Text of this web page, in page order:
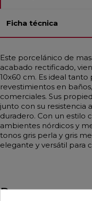
Ficha técnica
Este porcelánico de
acabado rectificado,
10x60 cm. Es ideal
revestimientos en
comerciales. Sus
junto con su resistencia
duradero. Con un estilo
ambientes nórdicos y
tonos gris perla y gris
elegante y versátil para
Pensamos